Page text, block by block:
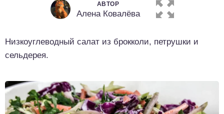
АВТОР
Алена Ковалёва
Низкоуглеводный салат из брокколи, петрушки и
сельдерея.